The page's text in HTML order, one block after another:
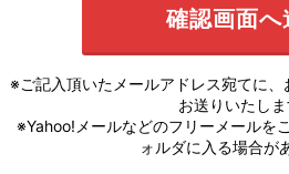
※ご記入頂いたメールアドレス宛てに
お送りいたしま
※Yahoo!メールなどのフリーメールを
ォルダに入る場合が